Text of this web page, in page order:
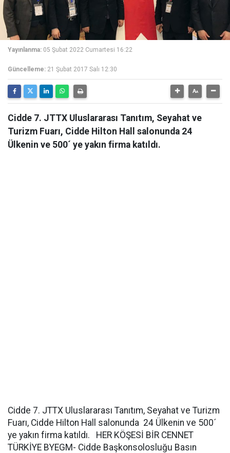
Yayınlanma: 05 Şubat 2022 Cumartesi 16:22
Güncelleme: 21 Şubat 2017 Salı 12:30
Cidde 7. JTTX Uluslararası Tanıtım, Seyahat ve
Turizm Fuarı, Cidde Hilton Hall salonunda 24
Ülkenin ve 500´ ye yakın firma katıldı.
Cidde 7. JTTX Uluslararası Tanıtım, Seyahat ve Turizm
Fuarı, Cidde Hilton Hall salonunda 24 Ülkenin ve 500´
ye yakın firma katıldı. HER KÖŞESİ BİR CENNET
TÜRKİYE BYEGM- Cidde Başkonsolosluğu Basın